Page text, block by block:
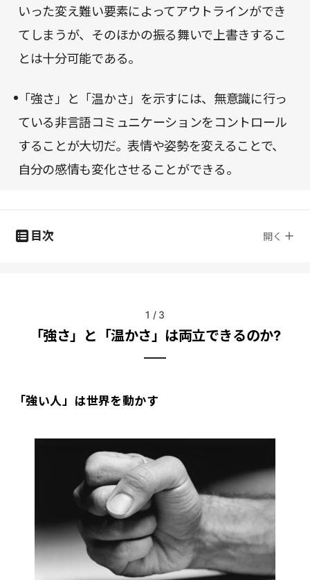
いった変え難い要素によってアウトラインができ
てしまうが、そのほかの振る舞いで上書きするこ
とは十分可能である。
「強さ」と「温かさ」を示すには、無意識に行っ
ている非言語コミュニケーションをコントロール
することが大切だ。表情や姿勢を変えることで、
自分の感情も変化させることができる。
目次 開く
1 / 3
「強さ」と「温かさ」は両立できるのか?
「強い人」は世界を動かす